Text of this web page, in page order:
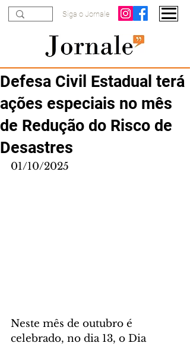
Siga o Jornale
Defesa Civil Estadual terá
ações especiais no mês
de Redução do Risco de
Desastres
01/10/2025
Neste mês de outubro é
celebrado, no dia 13, o Dia